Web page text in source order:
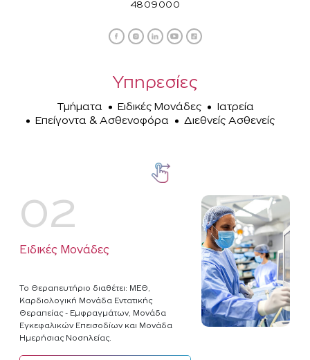
4809000
Υπηρεσίες
Τμήματα Ειδικές Μονάδες
Ιατρεία
Επείγοντα & Ασθενοφόρα
Διεθνείς Ασθενείς
02
Ειδικές Μονάδες
Το Θεραπευτήριο διαθέτει: ΜΕΘ,
Καρδιολογική Μονάδα Εντατικής
Θεραπείας - Εμφραγμάτων, Μονάδα
Εγκεφαλικών Επεισοδίων και Μονάδα
Ημερήσιας Νοσηλείας.